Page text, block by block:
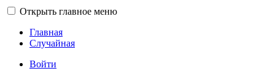
Открыть главное меню
Главная
Случайная
Войти